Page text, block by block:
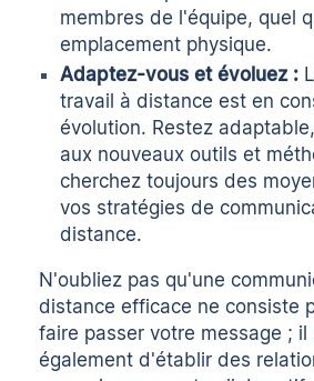
membres de l'équipe, quel
emplacement physique.
Adaptez-vous et évoluez :
travail à distance est en
évolution. Restez
aux nouveaux outils et
cherchez toujours des
vos stratégies de
distance.
N'oubliez pas qu'une
distance efficace ne consiste
faire passer votre message ; il
également d'établir des